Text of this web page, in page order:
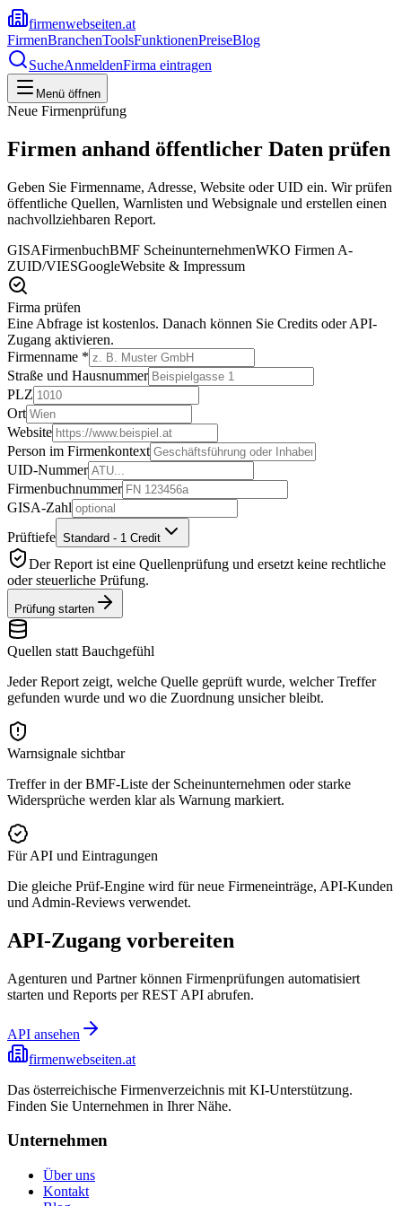
firmenwebseiten.at
FirmenBranchenToolsFunktionenPreiseBlog
SucheAnmeldenFirma eintragen
Menü öffnen
Neue Firmenprüfung
Firmen anhand öffentlicher Daten prüfen
Geben Sie Firmenname, Adresse, Website oder UID ein. Wir prüfen
öffentliche Quellen, Warnlisten und Websignale und erstellen einen
nachvollziehbaren Report.
GISAFirmenbuchBMF ScheinunternehmenWKO Firmen A-
ZUID/VIESGoogleWebsite & Impressum
Firma prüfen
Eine Abfrage ist kostenlos. Danach können Sie Credits oder API-
Zugang aktivieren.
Firmenname *
Straße und Hausnummer
PLZ
Ort
Website
Person im Firmenkontext
UID-Nummer
Firmenbuchnummer
GISA-Zahl
Prüftiefe Standard - 1 Credit
Der Report ist eine Quellenprüfung und ersetzt keine rechtliche
oder steuerliche Prüfung.
Prüfung starten
Quellen statt Bauchgefühl
Jeder Report zeigt, welche Quelle geprüft wurde, welcher Treffer
gefunden wurde und wo die Zuordnung unsicher bleibt.
Warnsignale sichtbar
Treffer in der BMF-Liste der Scheinunternehmen oder starke
Widersprüche werden klar als Warnung markiert.
Für API und Eintragungen
Die gleiche Prüf-Engine wird für neue Firmeneinträge, API-Kunden
und Admin-Reviews verwendet.
API-Zugang vorbereiten
Agenturen und Partner können Firmenprüfungen automatisiert
starten und Reports per REST API abrufen.
API ansehen
firmenwebseiten.at
Das österreichische Firmenverzeichnis mit KI-Unterstützung.
Finden Sie Unternehmen in Ihrer Nähe.
Unternehmen
Über uns
Kontakt